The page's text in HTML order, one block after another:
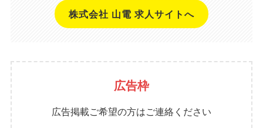
株式会社 山電 求人サイトへ
広告枠
広告掲載ご希望の方はご連絡ください